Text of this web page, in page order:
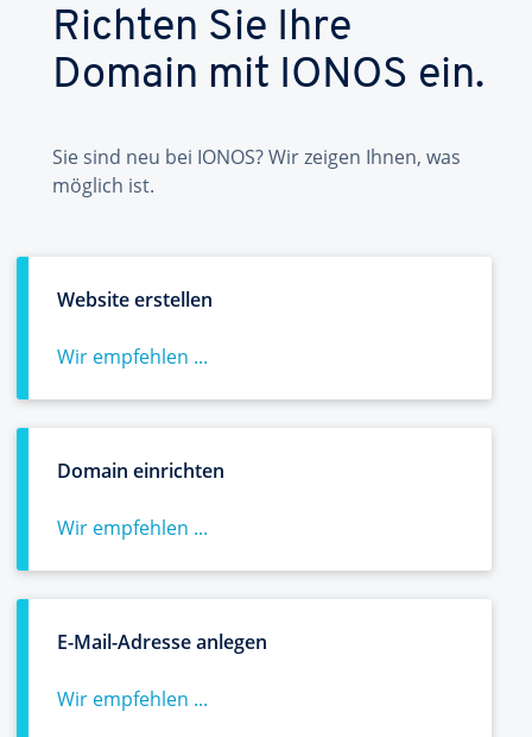
Richten Sie Ihre
Domain mit IONOS ein.
Sie sind neu bei IONOS? Wir zeigen Ihnen, was
möglich ist.
Website erstellen
Wir empfehlen ...
Domain einrichten
Wir empfehlen ...
E-Mail-Adresse anlegen
Wir empfehlen ...